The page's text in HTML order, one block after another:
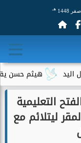
هـ
هيثم حسن يقترب من
التعليمية
ليتلائم مع